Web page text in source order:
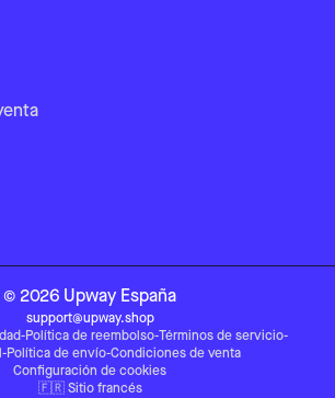
© 2026 Upway España
support@upway.shop
-Política de reembolso-Términos de servicio-
-Política de envío-Condiciones de venta
Configuración de cookies
🇫🇷 Sitio francés